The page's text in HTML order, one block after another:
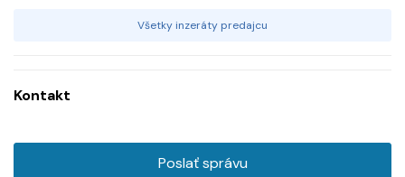
Všetky inzeráty predajcu
Kontakt
Poslať správu